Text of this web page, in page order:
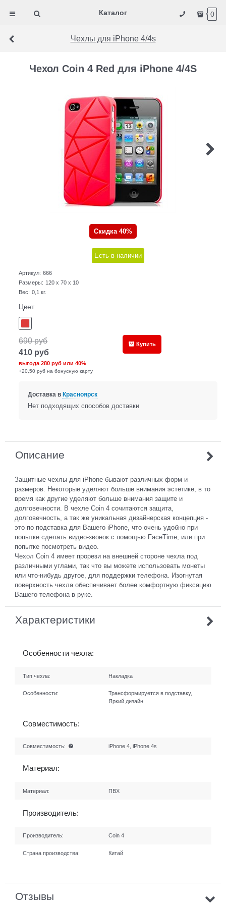
Каталог 0
Чехлы для iPhone 4/4s
Чехол Coin 4 Red для iPhone 4/4S
Скидка 40%
Есть в наличии
Артикул: 666
Размеры: 120 x 70 x 10
Вес: 0,1 кг.
Цвет
690 руб
410 руб
выгода280 руб или40%
+20,50 руб на бонусную карту
Купить
Доставка в Красноярск
Нет подходящих способов доставки
Описание
Защитные чехлы для iPhone бывают различных форм и
размеров. Некоторые уделяют больше внимания эстетике, в то
время как другие уделяют больше внимания защите и
долговечности. В чехле Coin 4 сочитаются защита,
долговечность, а так же уникальная дизайнерская концепция -
это по подставка для Вашего iPhone, что очень удобно при
попытке сделать видео-звонок с помощью FaceTime, или при
попытке посмотреть видео.
Чехол Coin 4 имеет прорези на внешней стороне чехла под
различными углами, так что вы можете использовать монеты
или что-нибудь другое, для поддержки телефона. Изогнутая
поверхность чехла обеспечивает более комфортную фиксацию
Вашего телефона в руке.
Характеристики
Особенности чехла:
Тип чехла: Накладка
Особенности:
Трансформируется в подставку,
Яркий дизайн
Совместимость:
Совместимость: iPhone 4, iPhone 4s
Материал:
Материал: ПВХ
Производитель:
Производитель: Coin 4
Страна производства: Китай
Отзывы